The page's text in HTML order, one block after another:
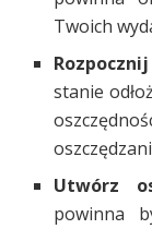
Twoich
stanie
Utwórz
powinna